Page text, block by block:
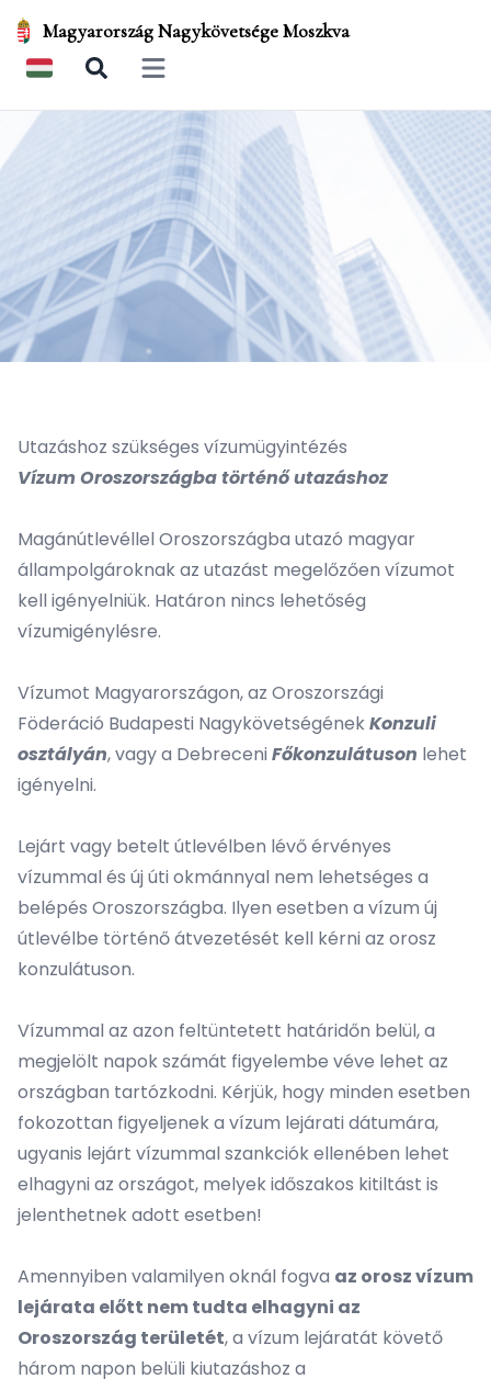
Magyarország Nagykövetsége Moszkva
Open main menu
Utazáshoz szükséges vízumügyintézés
Vízum Oroszországba történő utazáshoz
Magánútlevéllel Oroszországba utazó magyar
állampolgároknak az utazást megelőzően vízumot
kell igényelniük. Határon nincs lehetőség
vízumigénylésre.
Vízumot Magyarországon, az Oroszországi
Föderáció Budapesti NagykövetségénekKonzuli
osztályán, vagy a Debreceni Főkonzulátuson lehet
igényelni.
Lejárt vagy betelt útlevélben lévő érvényes
vízummal és új úti okmánnyal nem lehetséges a
belépés Oroszországba. Ilyen esetben a vízum új
útlevélbe történő átvezetését kell kérni az orosz
konzulátuson.
Vízummal az azon feltüntetett határidőn belül, a
megjelölt napok számát figyelembe véve lehet az
országban tartózkodni. Kérjük, hogy minden esetben
fokozottan figyeljenek a vízum lejárati dátumára,
ugyanis lejárt vízummal szankciók ellenében lehet
elhagyni az országot, melyek időszakos kitiltást is
jelenthetnek adott esetben!
Amennyiben valamilyen oknál fogva az orosz vízum
lejárata előtt nem tudta elhagyni az
Oroszország területét, a vízum lejáratát követő
három napon belüli kiutazáshoz a